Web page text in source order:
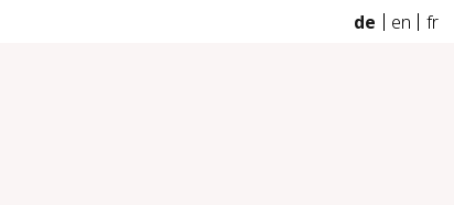
de en fr